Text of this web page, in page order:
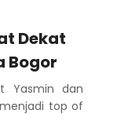
Dekat
Bogor
Yasmin dan
top of